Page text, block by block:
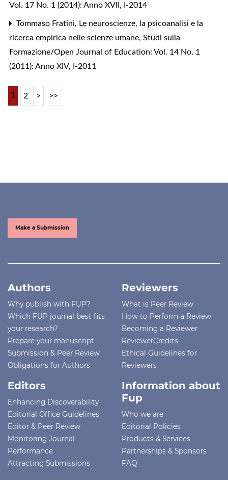
Vol. 17 No. 1 (2014): Anno XVII, I-2014
Tommaso Fratini, Le neuroscienze, la psicoanalisi e la
ricerca empirica nelle scienze umane, Studi sulla
Formazione/Open Journal of Education: Vol. 14 No. 1
(2011): Anno XIV, I-2011
1 2 > >>
Make a Submission
Authors
Why publish with FUP?
Which FUP journal best fits
your research?
Prepare your manuscript
Submission & Peer Review
Obligations for Authors
Reviewers
What is Peer Review
How to Perform a Review
Becoming a Reviewer
ReviewerCredits
Ethical Guidelines for
Reviewers
Editors
Enhancing Discoverability
Editorial Office Guidelines
Editor & Peer Review
Monitoring Journal
Performance
Attracting Submissions
Information about
Fup
Who we are
Editorial Policies
Products & Services
Partnerships & Sponsors
FAQ